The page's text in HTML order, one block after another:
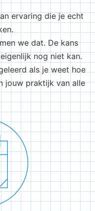
ervaring die je echt
we dat. De kans
nog niet kan.
als je weet hoe
jouw praktijk van alle